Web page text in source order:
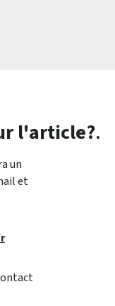
l'article?.
un
et